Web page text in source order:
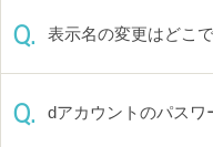
Q. 表示名の変更はどこ
Q. dアカウントのパスワ